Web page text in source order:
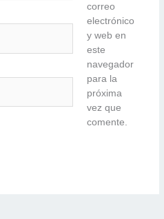
correo
electrónico
y web en
este
navegador
para la
próxima
vez que
comente.